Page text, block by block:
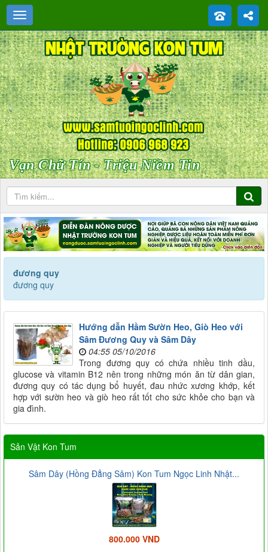
Vạn Chữ Tín - Triệu Niềm Tin
đương quy
đương quy
Hướng dẫn Hầm Sườn Heo, Giò Heo với
Sâm Đương Quy và Sâm Dây
04:55 05/10/2016
Trong đương quy có chứa nhiều tinh dầu,
glucose và vitamin B12 nên trong những món ăn từ dân gian,
đương quy có tác dụng bổ huyết, đau nhức xương khớp, kết
hợp với sườn heo và giò heo rất tốt cho sức khỏe cho bạn và
gia đình.
Sản Vật Kon Tum
Sâm Dây (Hồng Đẳng Sâm) Kon Tum Ngọc Linh Nhật...
800.000 VND